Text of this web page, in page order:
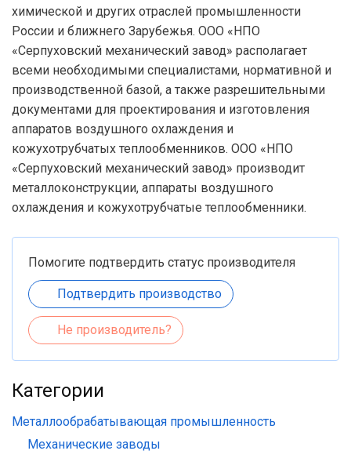
химической и других отраслей промышленности
России и ближнего Зарубежья. ООО «НПО
«Серпуховский механический завод» располагает
всеми необходимыми специалистами, нормативной и
производственной базой, а также разрешительными
документами для проектирования и изготовления
аппаратов воздушного охлаждения и
кожухотрубчатых теплообменников. ООО «НПО
«Серпуховский механический завод» производит
металлоконструкции, аппараты воздушного
охлаждения и кожухотрубчатые теплообменники.
Помогите подтвердить статус производителя
Подтвердить производство
Не производитель?
Категории
Металлообрабатывающая промышленность
Механические заводы